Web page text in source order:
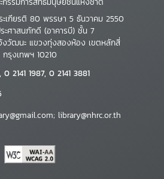
ะเกียรติ 80 พรรษา 5 ธันวาคม 2550
ะศาสนภักดี (อาคารบี) ชั้น 7
วัฒนะ แขวงทุ่งสองห้อง เขตหลักสี่
กรุงเทพฯ 10210
0 2141 1987, 0 2141 3881
library@nhrc.or.th